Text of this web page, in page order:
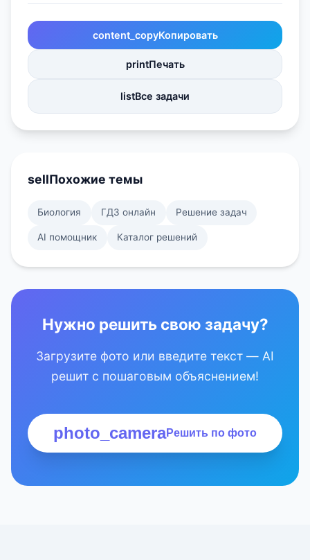
content_copyКопировать
printПечать
listВсе задачи
sellПохожие темы
Биология ГДЗ онлайн Решение задач
AI помощник Каталог решений
Нужно решить свою задачу?
Загрузите фото или введите текст — AI
решит с пошаговым объяснением!
photo_cameraРешить по фото